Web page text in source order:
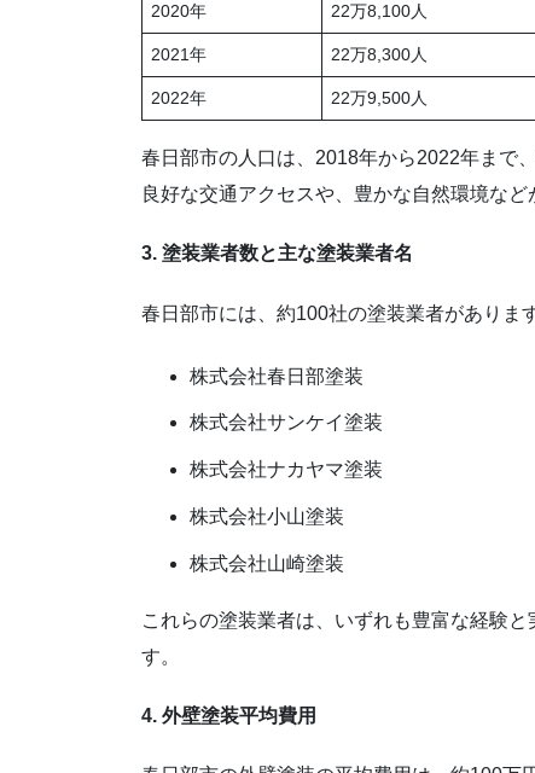
2020年 22万8,100人
2021年 22万8,300人
2022年 22万9,500人
春日部市の人口は、2018年から2022年まで
良好な交通アクセスや、豊かな自然環境など
3. 塗装業者数と主な塗装業者名
春日部市には、約100社の塗装業者がありま
株式会社春日部塗装
株式会社サンケイ塗装
株式会社ナカヤマ塗装
株式会社小山塗装
株式会社山崎塗装
これらの塗装業者は、いずれも豊富な経験
す。
4. 外壁塗装平均費用